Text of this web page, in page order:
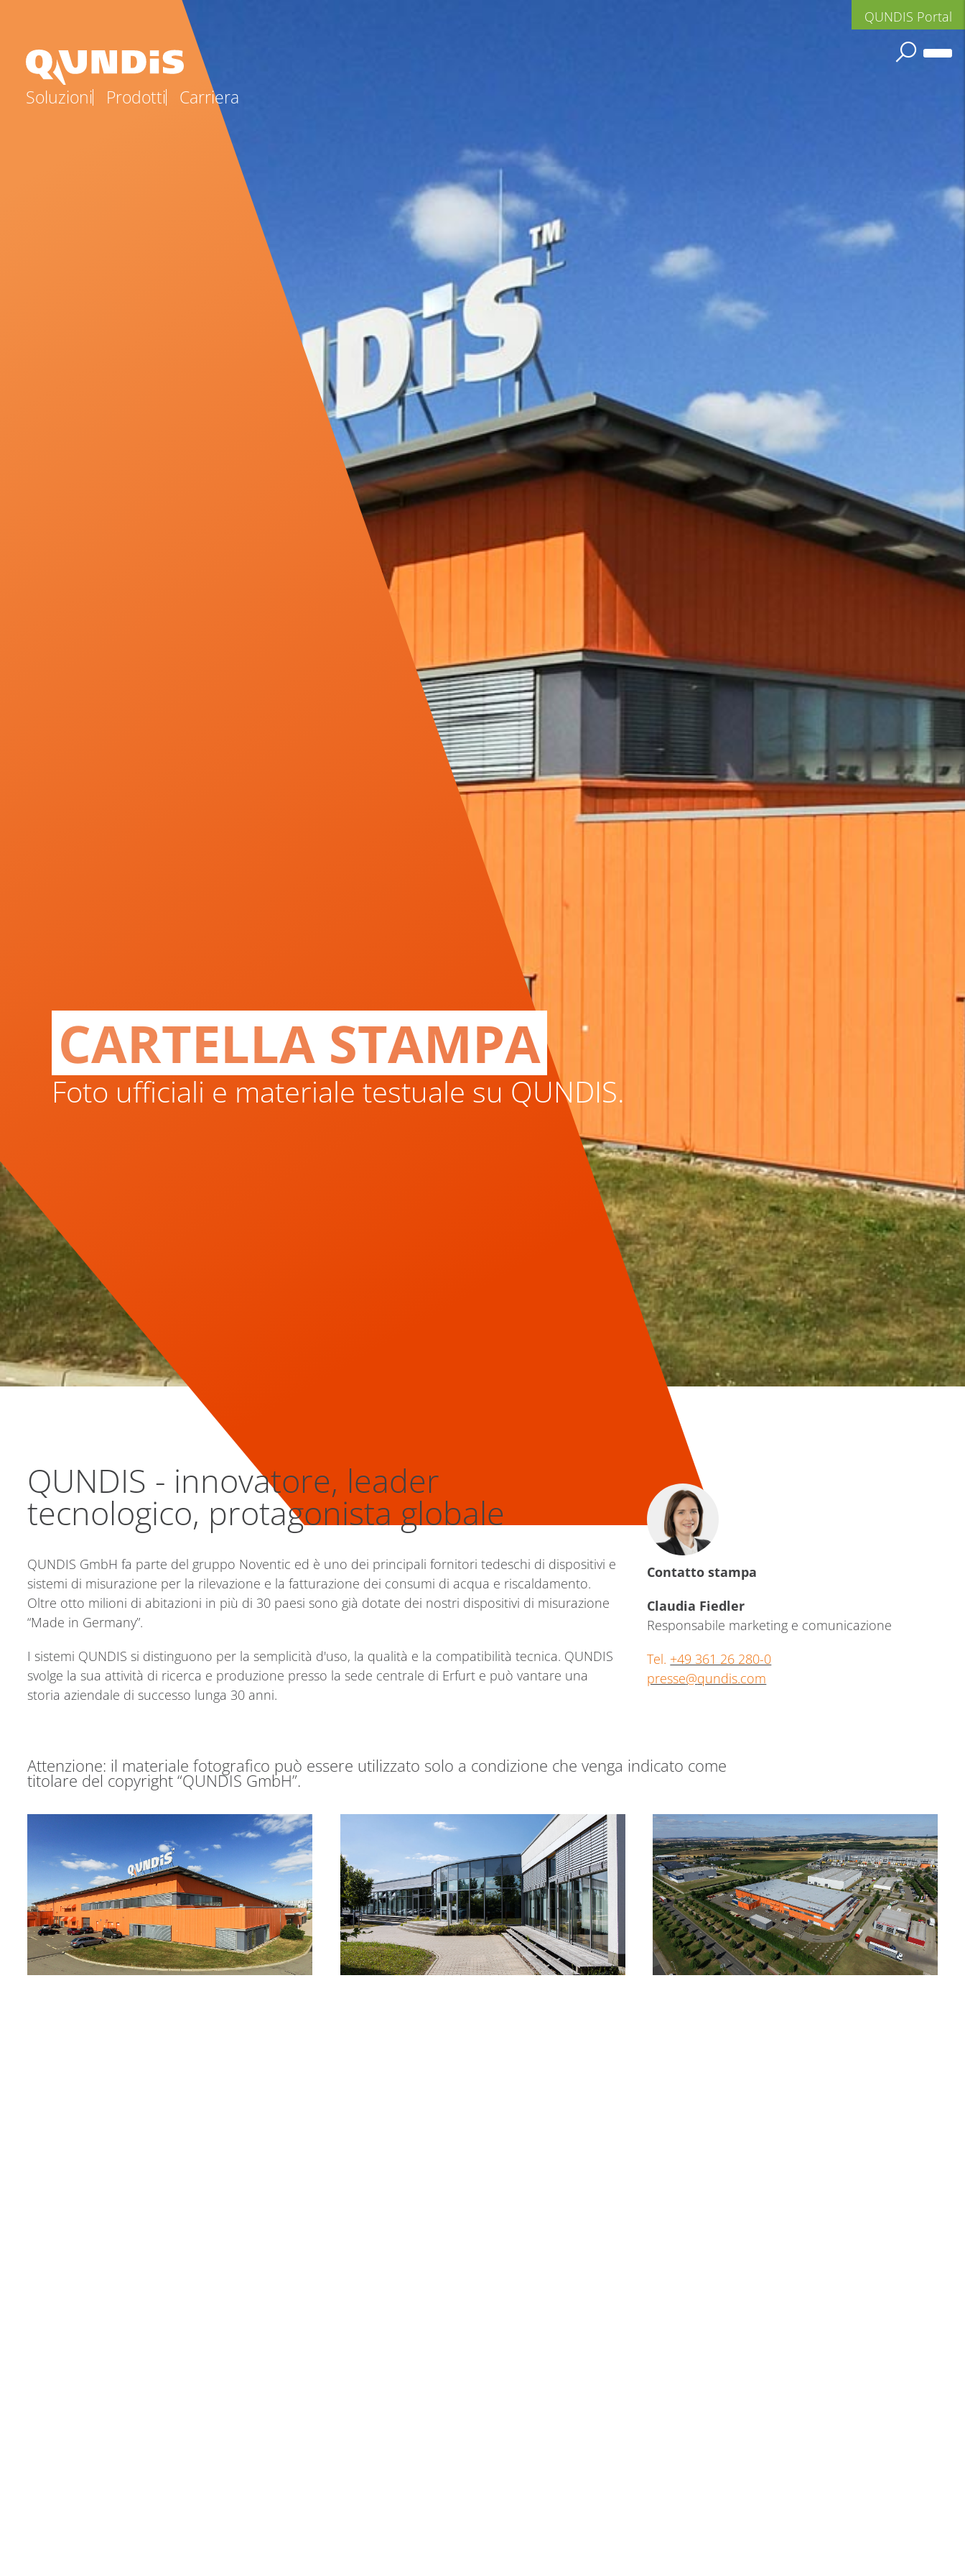
Soluzioni Prodotti Carriera
QUNDIS Portal
CARTELLA STAMPA
Foto ufficiali e materiale testuale su QUNDIS.
QUNDIS - innovatore, leader
tecnologico, protagonista globale
QUNDIS GmbH fa parte del gruppo Noventic ed è uno dei principali fornitori tedeschi di dispositivi e
sistemi di misurazione per la rilevazione e la fatturazione dei consumi di acqua e riscaldamento.
Oltre otto milioni di abitazioni in più di 30 paesi sono già dotate dei nostri dispositivi di misurazione
“Made in Germany”.
I sistemi QUNDIS si distinguono per la semplicità d'uso, la qualità e la compatibilità tecnica. QUNDIS
svolge la sua attività di ricerca e produzione presso la sede centrale di Erfurt e può vantare una
storia aziendale di successo lunga 30 anni.
Contatto stampa
Claudia Fiedler
Responsabile marketing e comunicazione
Tel. +49 361 26 280-0
presse@qundis.com
Attenzione: il materiale fotografico può essere utilizzato solo a condizione che venga indicato come
titolare del copyright “QUNDIS GmbH”.